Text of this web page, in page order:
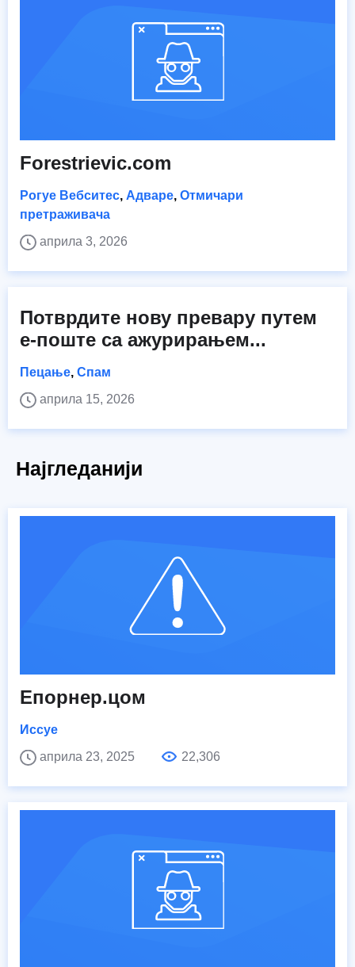
Forestrievic.com
Рогуе Вебситес, Адваре, Отмичари
претраживача
априла 3, 2026
Потврдите нову превару путем
е-поште са ажурирањем...
Пецање, Спам
априла 15, 2026
Најгледанији
Епорнер.цом
Иссуе
априла 23, 2025
22,306